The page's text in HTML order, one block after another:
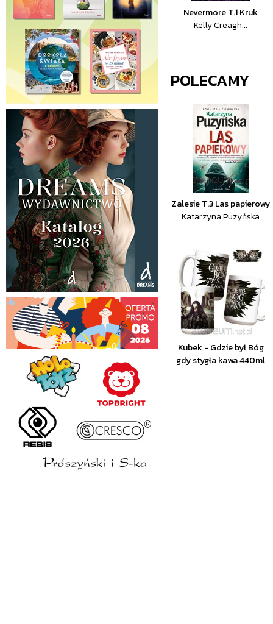
Nevermore T.1 Kruk
Kelly Creagh...
POLECAMY
Zalesie T.3 Las papierowy
Katarzyna Puzyńska
Kubek - Gdzie był Bóg
gdy stygła kawa 440ml